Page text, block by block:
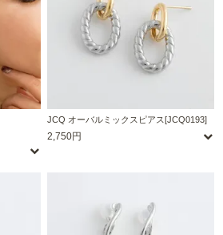
JCQ オーバルミックスピアス[JCQ0193]
2,750円